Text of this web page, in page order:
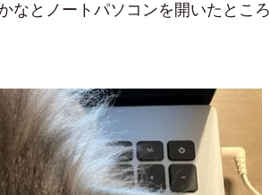
なとノートパソコンを開いたところ